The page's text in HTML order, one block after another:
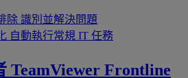
除 識別並解決問題
自動執行常規 IT 任務
TeamViewer Frontline